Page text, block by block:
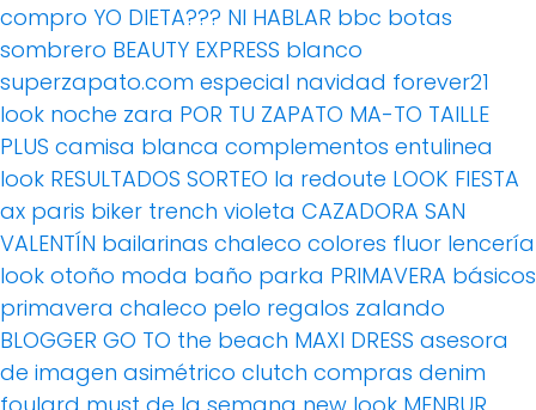
compro YO DIETA??? NI HABLAR bbc botas
sombrero BEAUTY EXPRESS blanco
superzapato.com especial navidad forever21
look noche zara POR TU ZAPATO MA-TO TAILLE
PLUS camisa blanca complementos entulinea
look RESULTADOS SORTEO la redoute LOOK FIESTA
ax paris biker trench violeta CAZADORA SAN
VALENTÍN bailarinas chaleco colores fluor lencería
look otoño moda baño parka PRIMAVERA básicos
primavera chaleco pelo regalos zalando
BLOGGER GO TO the beach MAXI DRESS asesora
de imagen asimétrico clutch compras denim